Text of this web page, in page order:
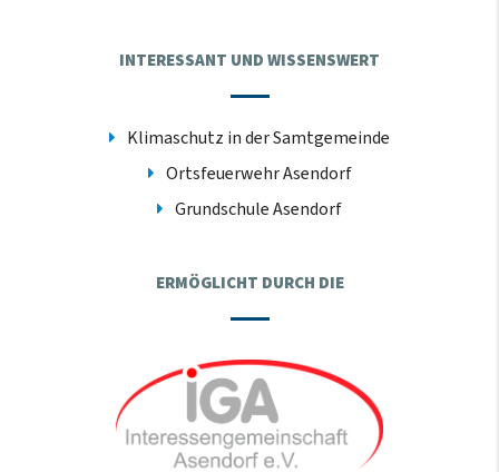
INTERESSANT UND WISSENSWERT
Klimaschutz in der Samtgemeinde
Ortsfeuerwehr Asendorf
Grundschule Asendorf
ERMÖGLICHT DURCH DIE